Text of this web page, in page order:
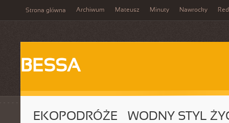
Strona główna Archiwum Mateusz Minuty Nawrocky
BESSA
EKOPODRÓŻE – WODNY STYL